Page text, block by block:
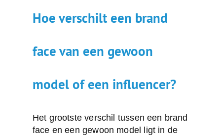
Hoe verschilt een brand
face van een gewoon
model of een influencer?
Het grootste verschil tussen een brand
face en een gewoon model ligt in de